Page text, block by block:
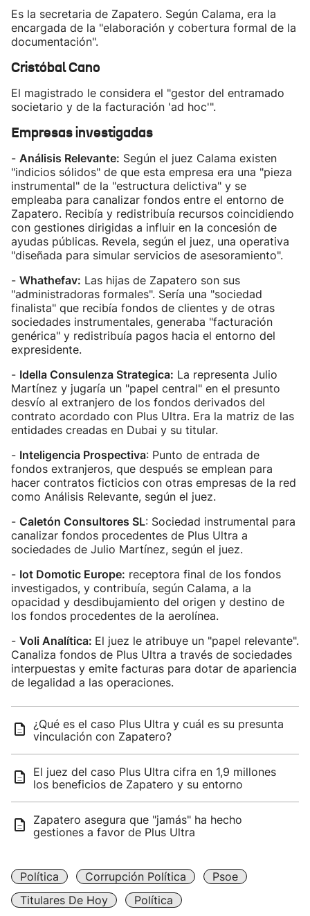
Es la secretaria de Zapatero. Según Calama, era la
encargada de la "elaboración y cobertura formal de la
documentación".
Cristóbal Cano
El magistrado le considera el "gestor del entramado
societario y de la facturación 'ad hoc'".
Empresas investigadas
- Análisis Relevante: Según el juez Calama existen
"indicios sólidos" de que esta empresa era una "pieza
instrumental" de la "estructura delictiva" y se
empleaba para canalizar fondos entre el entorno de
Zapatero. Recibía y redistribuía recursos coincidiendo
con gestiones dirigidas a influir en la concesión de
ayudas públicas. Revela, según el juez, una operativa
"diseñada para simular servicios de asesoramiento".
- Whathefav: Las hijas de Zapatero son sus
"administradoras formales". Sería una "sociedad
finalista" que recibía fondos de clientes y de otras
sociedades instrumentales, generaba "facturación
genérica" y redistribuía pagos hacia el entorno del
expresidente.
- Idella Consulenza Strategica: La representa Julio
Martínez y jugaría un "papel central" en el presunto
desvío al extranjero de los fondos derivados del
contrato acordado con Plus Ultra. Era la matriz de las
entidades creadas en Dubai y su titular.
- Inteligencia Prospectiva: Punto de entrada de
fondos extranjeros, que después se emplean para
hacer contratos ficticios con otras empresas de la red
como Análisis Relevante, según el juez.
- Caletón Consultores SL: Sociedad instrumental para
canalizar fondos procedentes de Plus Ultra a
sociedades de Julio Martínez, según el juez.
- Iot Domotic Europe: receptora final de los fondos
investigados, y contribuía, según Calama, a la
opacidad y desdibujamiento del origen y destino de
los fondos procedentes de la aerolínea.
- Voli Analítica: El juez le atribuye un "papel relevante".
Canaliza fondos de Plus Ultra a través de sociedades
interpuestas y emite facturas para dotar de apariencia
de legalidad a las operaciones.
¿Qué es el caso Plus Ultra y cuál es su presunta
vinculación con Zapatero?
El juez del caso Plus Ultra cifra en 1,9 millones
los beneficios de Zapatero y su entorno
Zapatero asegura que "jamás" ha hecho
gestiones a favor de Plus Ultra
Política Corrupción Política
Psoe
Titulares De Hoy
Política